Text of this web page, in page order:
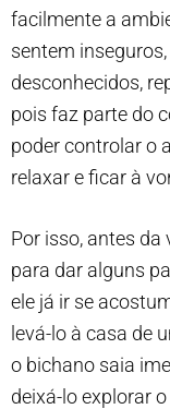
facilmente a
sentem
desconhecidos,
pois faz parte do
poder controlar o
relaxar e ficar à
Por isso, antes da
para dar alguns
ele já ir se
levá-lo à casa de
o bichano saia
deixá-lo explorar